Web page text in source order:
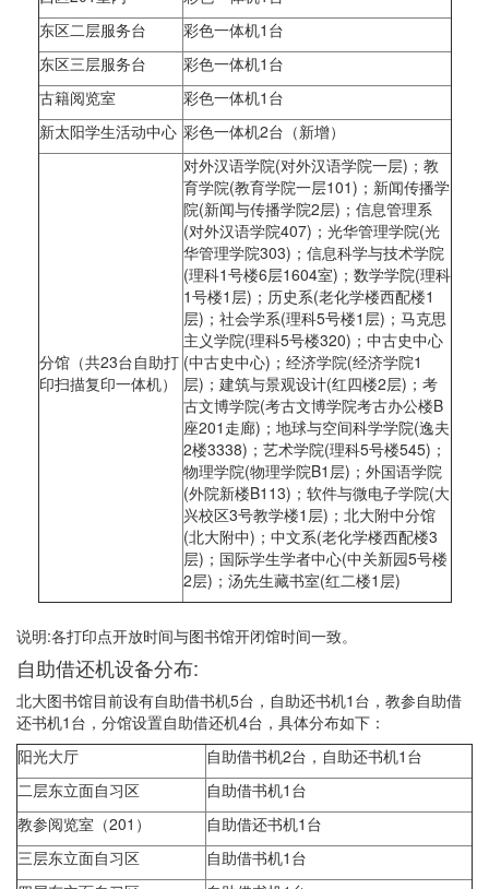
东区二层服务台
彩色一体机1台
东区三层服务台
彩色一体机1台
古籍阅览室
彩色一体机1台
新太阳学生活动中心 彩色一体机2台（新增）
分馆（共23台自助打
印扫描复印一体机）
对外汉语学院(对外汉语学院一层)；教
育学院(教育学院一层101)；新闻传播学
院(新闻与传播学院2层)；信息管理系
(对外汉语学院407)；光华管理学院(光
华管理学院303)；信息科学与技术学院
(理科1号楼6层1604室)；数学学院(理科
1号楼1层)；历史系(老化学楼西配楼1
层)；社会学系(理科5号楼1层)；马克思
主义学院(理科5号楼320)；中古史中心
(中古史中心)；经济学院(经济学院1
层)；建筑与景观设计(红四楼2层)；考
古文博学院(考古文博学院考古办公楼B
座201走廊)；地球与空间科学学院(逸夫
2楼3338)；艺术学院(理科5号楼545)；
物理学院(物理学院B1层)；外国语学院
(外院新楼B113)；软件与微电子学院(大
兴校区3号教学楼1层)；北大附中分馆
(北大附中)；中文系(老化学楼西配楼3
层)；国际学生学者中心(中关新园5号楼
2层)；汤先生藏书室(红二楼1层)
说明:各打印点开放时间与图书馆开闭馆时间一致。
自助借还机设备分布:
北大图书馆目前设有自助借书机5台，自助还书机1台，教参自助借
还书机1台，分馆设置自助借还机4台，具体分布如下：
阳光大厅
自助借书机2台，自助还书机1台
二层东立面自习区
自助借书机1台
教参阅览室（201）
自助借还书机1台
三层东立面自习区
自助借书机1台